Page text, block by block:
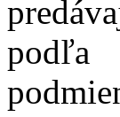
podľa